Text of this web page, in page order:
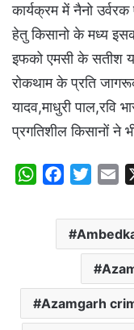
कार्यक्रम में नैनो
हेतु किसानो के मध्य
इफको एमसी के सतीश
रोकथाम के प्रति
यादव,माधुरी पाल,रवि
प्रगतिशील किसानों ने
W
p
p
c
e
o
k
i
t
t
e
r
a
i
l
Azamgarh